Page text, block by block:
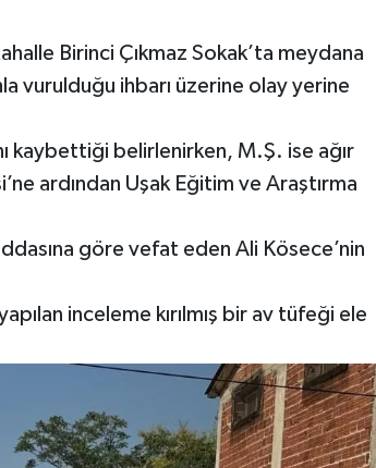
Birinci Çıkmaz Sokak’ta meydana
vurulduğu ihbarı üzerine olay yerine
kaybettiği belirlenirken, M.Ş. ise ağır
ardından Uşak Eğitim ve Araştırma
göre vefat eden Ali Kösece’nin
inceleme kırılmış bir av tüfeği ele